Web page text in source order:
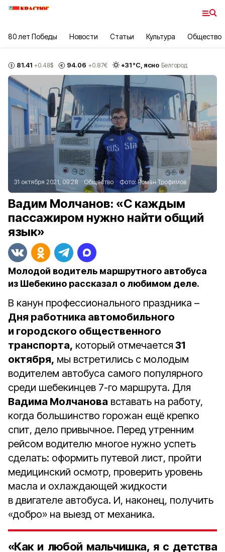
80 лет Победы Новости Статьи Культура Общество
81.41 +0.48$ 94.06 +0.87€ +31°С, ясно Белгород
31 октября 2021, 09:28 Общество Фото:Роман Трофимов
Вадим Молчанов: «С каждым
пассажиром нужно найти общий
язык»
Молодой водитель маршрутного автобуса
из Шебекино рассказал о любимом деле.
В канун профессионального праздника –
Дня работника автомобильного
и городского общественного
транспорта, который отмечается 31
октября, мы встретились с молодым
водителем автобуса самого популярного
среди шебекинцев 7-го маршрута. Для
Вадима Молчанова вставать на работу,
когда большинство горожан ещё крепко
спит, дело привычное. Перед утренним
рейсом водителю многое нужно успеть
сделать: оформить путевой лист, пройти
медицинский осмотр, проверить уровень
масла и охлаждающей жидкости
в двигателе автобуса. И, наконец, получить
«добро» на выезд от механика.
«Как и любой мальчишка, я с детства